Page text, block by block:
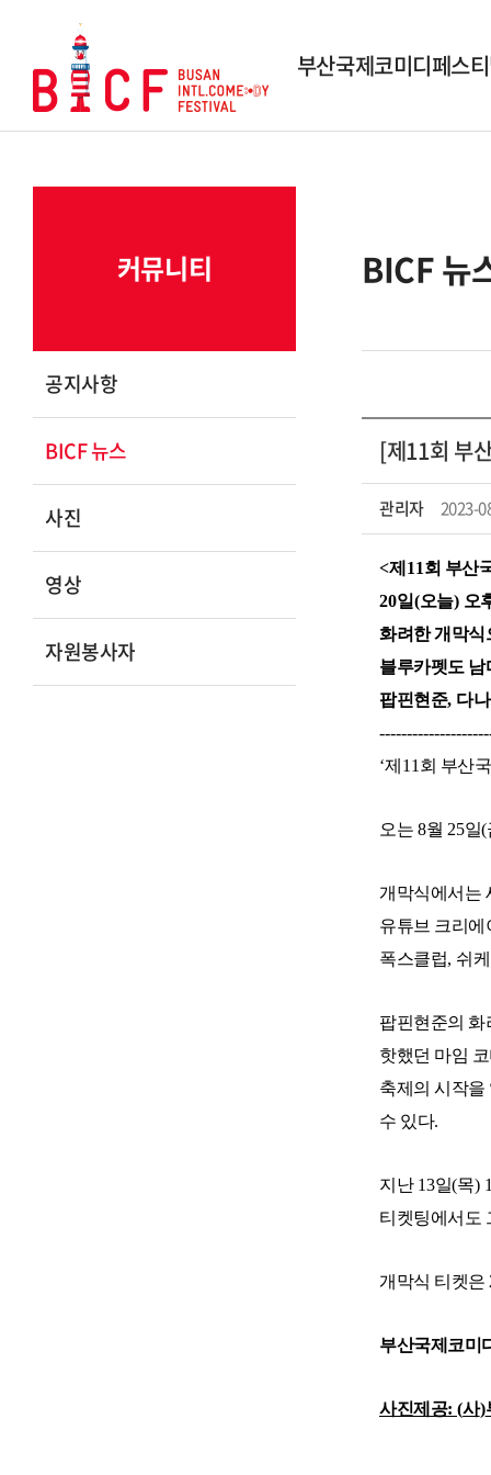
부산국제코미디페스
역대 수상작
커뮤니티
공지사항
BICF 뉴스
사진
영상
자원봉사자
BICF 뉴
[제11회 부
관리자 2023-
<제 11회 부산
20일(오늘) 오
화려한 개막식
블루카펫도 남
팝핀현준, 다
‘제 11 회 부산
오는 8월 25일(
개막식에서는
유튜브 크리에
폭스클럽, 쉬케
팝핀현준의 화
핫했던 마임
축제의 시작을
수 있다.
지난 13일(목) 1
티켓팅에서도
개막식 티켓은
부산국제코미
사진제공: (사)